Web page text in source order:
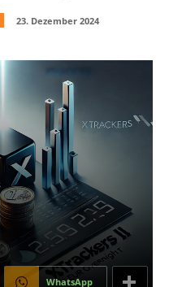
23. Dezember 2024
WhatsApp